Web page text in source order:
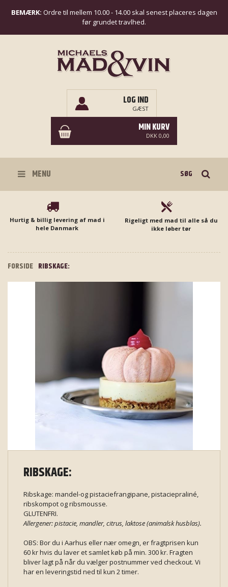
BEMÆRK: Ordre til mellem 10.00 - 14.00 skal senest placeres dagen
før grundet travlhed.
LOG IND
GÆST
MIN KURV
DKK 0,00
MENU
Hurtig & billig levering af mad i
hele Danmark
Rigeligt med mad til alle så du
ikke løber tør
FORSIDE RIBSKAGE:
RIBSKAGE:
Ribskage: mandel-og pistaciefrangipane, pistaciepraliné,
ribskompot og ribsmousse.
GLUTENFRI.
Allergener: pistacie, mandler, citrus, laktose (animalsk husblas).
OBS: Bor du i Aarhus eller nær omegn, er fragtprisen kun
60 kr hvis du laver et samlet køb på min. 300 kr. Fragten
bliver lagt på når du vælger postnummer ved checkout. Vi
har en leveringstid ned til kun 2 timer.